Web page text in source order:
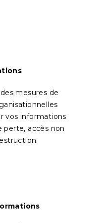
mesures de
vos informations
accès non